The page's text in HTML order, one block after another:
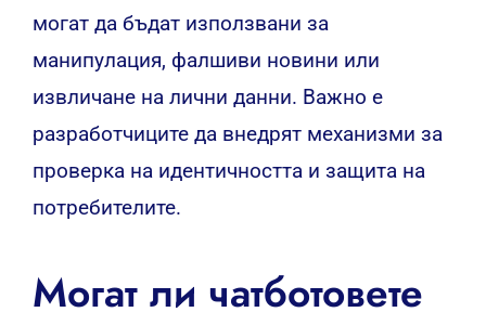
могат да бъдат използвани за
манипулация, фалшиви новини или
извличане на лични данни. Важно е
разработчиците да внедрят механизми за
проверка на идентичността и защита на
потребителите.
Могат ли чатботовете